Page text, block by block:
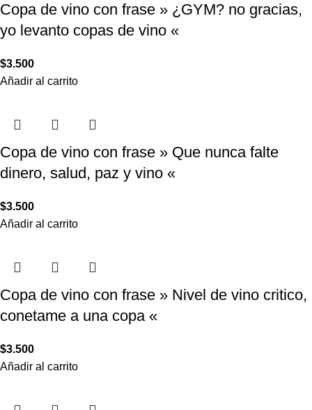
Copa de vino con frase » ¿GYM? no gracias,
yo levanto copas de vino «
$3.500
Añadir al carrito
Copa de vino con frase » Que nunca falte
dinero, salud, paz y vino «
$3.500
Añadir al carrito
Copa de vino con frase » Nivel de vino critico,
conetame a una copa «
$3.500
Añadir al carrito